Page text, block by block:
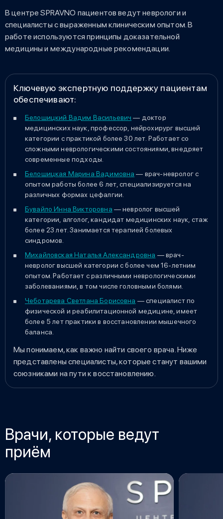
В центре SPRAVNO пациентов ведут неврологи и
специалисты с выраженным клиническим опытом. В
работе используются принципы доказательной
медицины и международные рекомендации.
Ключевую экспертную поддержку пациентам
обеспечивают:
Белошицкий Вадим Васильевич — доктор
медицинских наук, профессор, нейрохирург высшей
категории с практикой более 30 лет. Работает со
сложными неврологическими состояниями, внедряет
современные подходы.
Белошицкая Марина Вадимовна — врач-невролог с
опытом работы более 6 лет, специализируется на
различных формах цефалгии.
Бувайло Инна Викторовна — невролог высшей
категории, алголог, кандидат медицинских наук, стаж
более 23 лет. Занимается терапией болевых
синдромов.
Михайловская Наталья Александровна — врач-
невролог высшей категории с более чем 16-летним
опытом. Работает с различными неврологическими
заболеваниями, в том числе головными болями.
Чеботарева Светлана Борисовна — специалист по
физической и реабилитационной медицине, имеет
более 5 лет практики в восстановлении мышечного
баланса.
Мы понимаем, как важно найти своего врача. Ниже
представлены специалисты, которые станут вашими
союзниками на пути к восстановлению.
Врачи, которые ведут
приём